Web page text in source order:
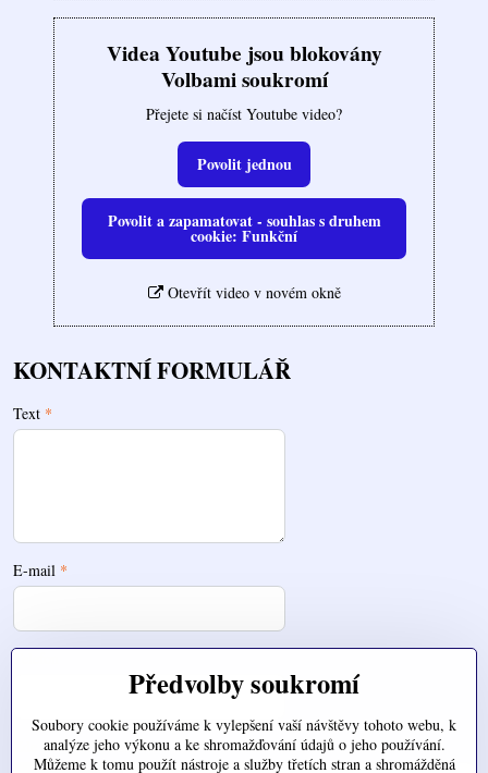
Videa Youtube jsou blokovány
Volbami soukromí
Přejete si načíst Youtube video?
Povolit jednou
Povolit a zapamatovat - souhlas s druhem
cookie: Funkční
Otevřít video v novém okně
KONTAKTNÍ FORMULÁŘ
Text *
E-mail *
Zde nahrajte váš soubor
Předvolby soukromí
Soubory cookie používáme k vylepšení vaší návštěvy tohoto webu, k
analýze jeho výkonu a ke shromažďování údajů o jeho používání.
Můžeme k tomu použít nástroje a služby třetích stran a shromážděná